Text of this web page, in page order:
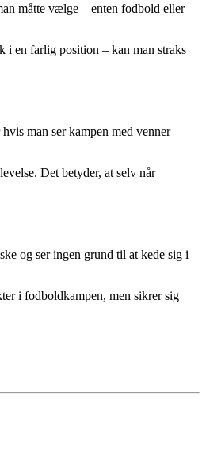
måtte vælge – enten fodbold eller
i en farlig position – kan man straks
man ser kampen med venner –
Det betyder, at selv når
og ser ingen grund til at kede sig i
i fodboldkampen, men sikrer sig